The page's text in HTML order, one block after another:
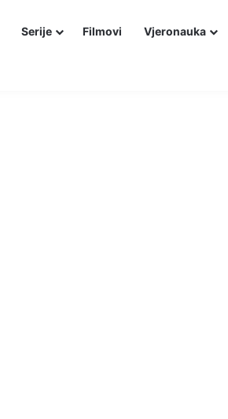
Serije Filmovi Vjeronauka